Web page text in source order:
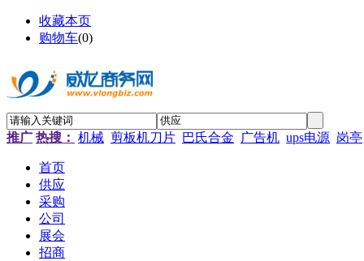
收藏本页
购物车(0)
推广 热搜： 机械 剪板机刀片 巴氏合金 广告机 ups电源 岗亭
首页
供应
采购
公司
展会
招商